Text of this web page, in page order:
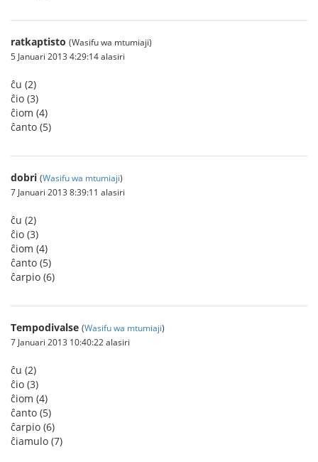
ratkaptisto (Wasifu wa mtumiaji)
5 Januari 2013 4:29:14 alasiri
ĉu (2)
ĉio (3)
ĉiom (4)
ĉanto (5)
dobri (Wasifu wa mtumiaji)
7 Januari 2013 8:39:11 alasiri
ĉu (2)
ĉio (3)
ĉiom (4)
ĉanto (5)
ĉarpio (6)
Tempodivalse (Wasifu wa mtumiaji)
7 Januari 2013 10:40:22 alasiri
ĉu (2)
ĉio (3)
ĉiom (4)
ĉanto (5)
ĉarpio (6)
ĉiamulo (7)